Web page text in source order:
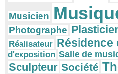
Musicien
Photographe
Réalisateur Résidence
d'exposition Salle de
Sculpteur Société